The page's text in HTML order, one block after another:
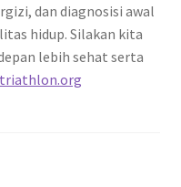
dan diagnosisi awal
hidup. Silakan kita
lebih sehat serta